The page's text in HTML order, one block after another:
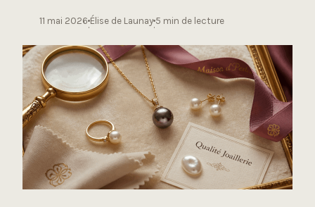
11 mai 2026
·
Élise de Launay
·
5 min de lecture